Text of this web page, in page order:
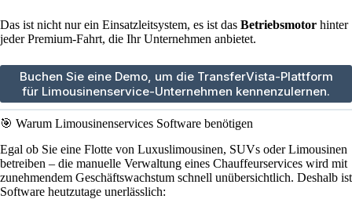
Das ist nicht nur ein Einsatzleitsystem, es ist das Betriebsmotor hinter
jeder Premium-Fahrt, die Ihr Unternehmen anbietet.
Buchen Sie eine Demo, um die TransferVista-Plattform
für Limousinenservice-Unternehmen kennenzulernen.
🎯 Warum Limousinenservices Software benötigen
Egal ob Sie eine Flotte von Luxuslimousinen, SUVs oder Limousinen
betreiben – die manuelle Verwaltung eines Chauffeurservices wird mit
zunehmendem Geschäftswachstum schnell unübersichtlich. Deshalb ist
Software heutzutage unerlässlich: